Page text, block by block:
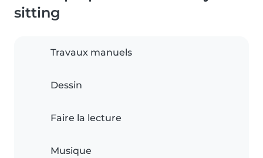
sitting
Travaux manuels
Dessin
Faire la lecture
Musique